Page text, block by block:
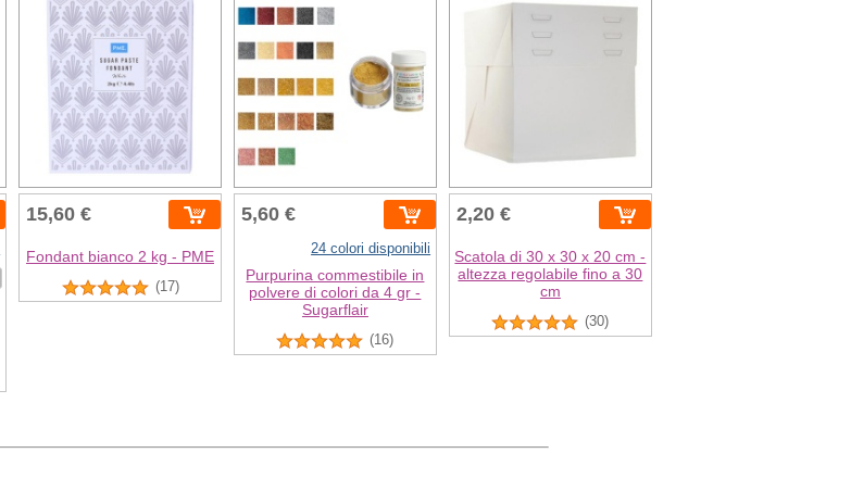
15,60 €
Fondant bianco 2 kg - PME
(17)
5,60 €
24 colori disponibili
Purpurina commestibile in
polvere di colori da 4 gr -
Sugarflair
(16)
2,20 €
Scatola di 30 x 30 x 20 cm -
altezza regolabile fino a 30
cm
(30)